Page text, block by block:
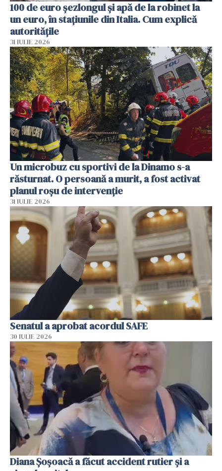
100 de euro șezlongul și apă de la robinet la
un euro, în stațiunile din Italia. Cum explică
autoritățile
31 IULIE 2026
Un microbuz cu sportivi de la Dinamo s-a
răsturnat. O persoană a murit, a fost activat
planul roșu de intervenție
31 IULIE 2026
Senatul a aprobat acordul SAFE
30 IULIE 2026
Diana Șoșoacă a făcut accident rutier și a